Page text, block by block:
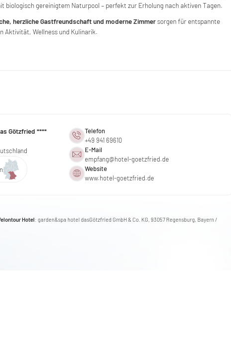
biologisch gereinigtem Naturpool – perfekt zur Erholung nach aktiven Tagen.
herzliche Gastfreundschaft und moderne Zimmer sorgen für entspannte
Aktivität, Wellness und Kulinarik.
Götzfried ****
Telefon
+49 941 69610
E-Mail
empfang@hotel-goetzfried.de
Website
www.hotel-goetzfried.de
Hotel: garden&spa hotel dasGötzfried GmbH & Co. KG, 93057 Regensburg, Bayern /